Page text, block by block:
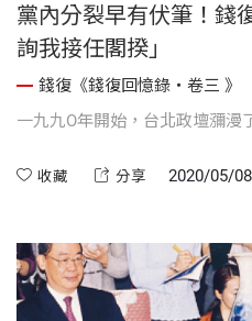
黨內分裂早有伏筆！錢
詢我接任閣揆」
錢復《錢復回憶錄・卷三 》
一九九O年開始，台北政壇瀰漫
收藏 分享 2020/05/08